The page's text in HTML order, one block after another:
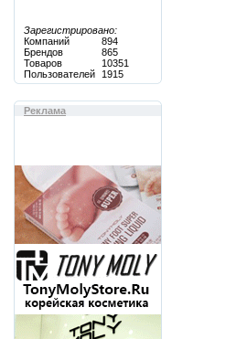
Зарегистрировано:
Компаний
894
Брендов
865
Товаров
10351
Пользователей
1915
Реклама